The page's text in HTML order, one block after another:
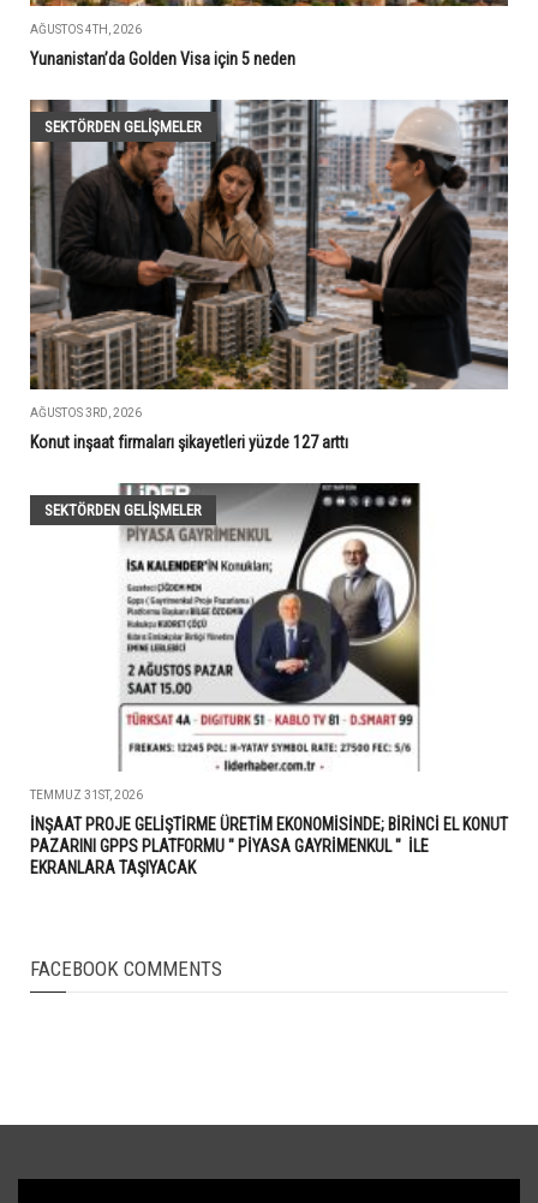
AĞUSTOS 4TH, 2026
Yunanistan’da Golden Visa için 5 neden
SEKTÖRDEN GELIŞMELER
AĞUSTOS 3RD, 2026
Konut inşaat firmaları şikayetleri yüzde 127 arttı
SEKTÖRDEN GELIŞMELER
TEMMUZ 31ST, 2026
İNŞAAT PROJE GELİŞTİRME ÜRETİM EKONOMİSİNDE; BİRİNCİ EL KONUT
PAZARINI GPPS PLATFORMU " PİYASA GAYRİMENKUL " İLE
EKRANLARA TAŞIYACAK
FACEBOOK COMMENTS